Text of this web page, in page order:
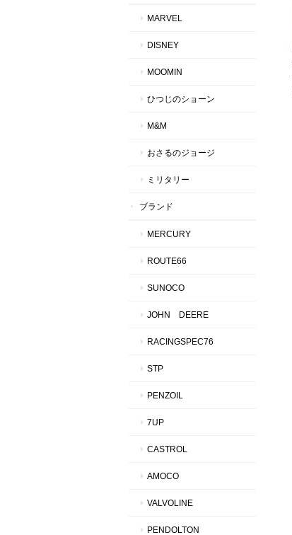
MARVEL
DISNEY
MOOMIN
ひつじのショーン
M&M
おさるのジョージ
ミリタリー
ブランド
MERCURY
ROUTE66
SUNOCO
JOHN DEERE
RACINGSPEC76
STP
PENZOIL
7UP
CASTROL
AMOCO
VALVOLINE
PENDOLTON